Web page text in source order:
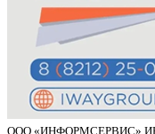
ООО «ИНФОРМСЕРВИС»